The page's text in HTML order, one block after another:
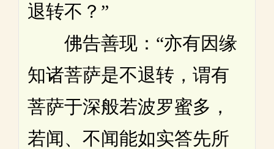
退转不？”
佛告善现：“亦有因缘
知诸菩萨是不退转，谓有
菩萨于深般若波罗蜜多，
若闻、不闻能如实答先所